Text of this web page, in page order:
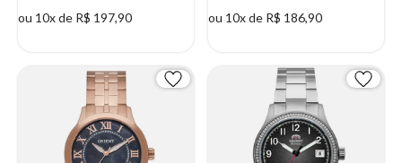
ou 10x de R$ 197,90 ou 10x de R$ 186,90